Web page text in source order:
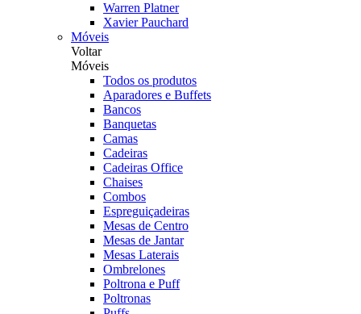
Warren Platner
Xavier Pauchard
Móveis
Voltar
Móveis
Todos os produtos
Aparadores e Buffets
Bancos
Banquetas
Camas
Cadeiras
Cadeiras Office
Chaises
Combos
Espreguiçadeiras
Mesas de Centro
Mesas de Jantar
Mesas Laterais
Ombrelones
Poltrona e Puff
Poltronas